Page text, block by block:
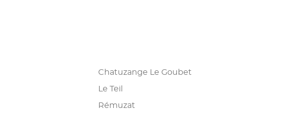
Chatuzange Le Goubet
Le Teil
Rémuzat